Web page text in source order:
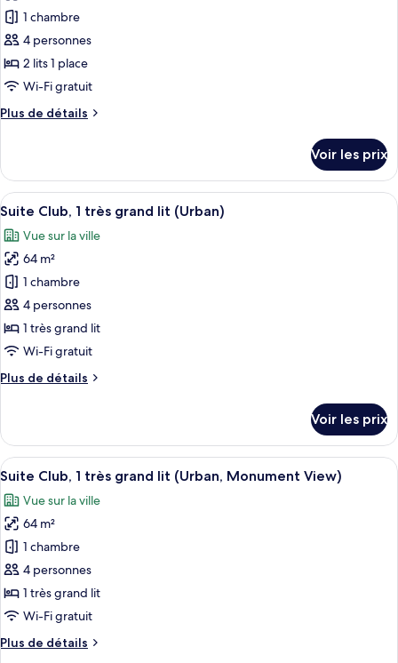
très
grand
lit
pour
ce
type
de
chambre :
Chambre
lits
une
place
1 chambre
4 personnes
2 lits 1 place
Wi-Fi gratuit
Plus de détails
Plus
le
type
de
Chambre
Deluxe,
lits
une
place
Voir les prix
Afficher
toutes
les
photos
pour
ce
type
de
chambre :
Suite
très
grand
lit
(Urban)
Une chambre d’hôtel moderne avec
18
Suite Club, 1 très grand lit (Urban)
Vue sur la ville
64 m²
1 chambre
4 personnes
1 très grand lit
Wi-Fi gratuit
Plus de détails
Plus
le
type
de
Suite
Club,
très
grand
lit
(Urban)
Voir les prix
Afficher
toutes
les
photos
pour
ce
type
de
chambre :
Suite
Une chambre d’hôtel moderne avec
18
Suite Club, 1 très grand lit (Urban, Monument View)
Vue sur la ville
64 m²
1 chambre
4 personnes
1 très grand lit
Wi-Fi gratuit
Plus de détails
Plus